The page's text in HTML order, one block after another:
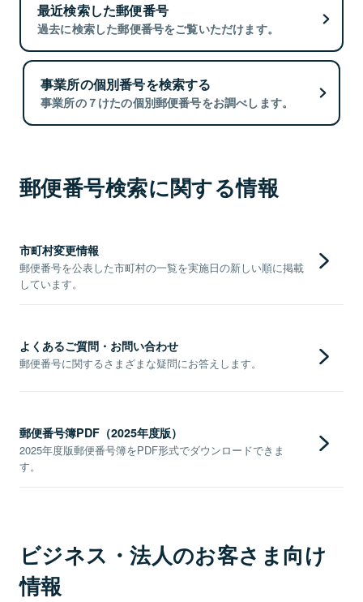
最近検索した郵便番号
過去に検索した郵便番号をご覧いただけます。
事業所の個別番号を検索する
事業所の７けたの個別郵便番号をお調べします。
郵便番号検索に関する情報
市町村変更情報
郵便番号を公表した市町村の一覧を実施日の新しい順に掲載
しています。
よくあるご質問・お問い合わせ
郵便番号に関するさまざまな疑問にお答えします。
郵便番号簿PDF（2025年度版）
2025年度版郵便番号簿をPDF形式でダウンロードできま
す。
ビジネス・法人のお客さま向け
情報